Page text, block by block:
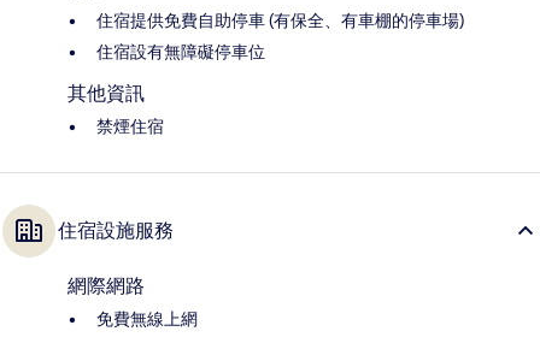
住宿提供免費自助停車 (有保全、有車棚的停車場)
住宿設有無障礙停車位
其他資訊
禁煙住宿
住宿設施服務
網際網路
免費無線上網